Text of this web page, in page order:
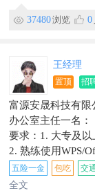
护，能独立处理
煤质常规指标化
记录真实准确，责
3.过磅员（1名）
任职要求：
拥有3年及以上洗
熟练使用电脑办公
为人正直、原则性
4.厂区保安（1名）
任职要求：年龄55
37480浏览 0
王经理
置顶 招
富源安晟科技有限
办公室主任一名：
要求：1. 大专及以
​2. 熟练使用WPS/
​3. 文字功底扎实
书统筹；
五险一金 包吃 交
全文